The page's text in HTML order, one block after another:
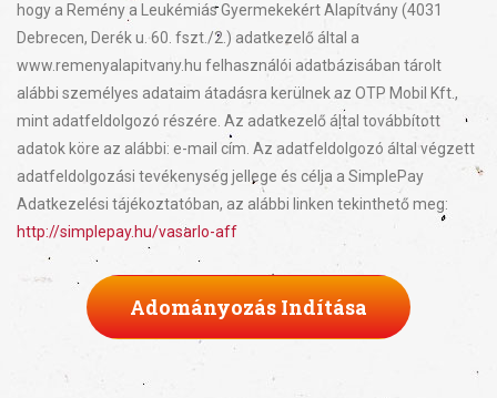
hogy a Remény a Leukémiás Gyermekekért Alapítvány (4031
Debrecen, Derék u. 60. fszt./2.) adatkezelő által a
www.remenyalapitvany.hu felhasználói adatbázisában tárolt
alábbi személyes adataim átadásra kerülnek az OTP Mobil Kft.,
mint adatfeldolgozó részére. Az adatkezelő által továbbított
adatok köre az alábbi: e-mail cím. Az adatfeldolgozó által végzett
adatfeldolgozási tevékenység jellege és célja a SimplePay
Adatkezelési tájékoztatóban, az alábbi linken tekinthető meg:
http://simplepay.hu/vasarlo-aff
Adományozás Indítása